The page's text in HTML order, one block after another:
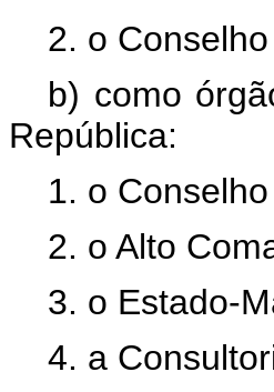
2. o
b) como
República:
1. o
2. o Alto
3. o Estado-
4. a